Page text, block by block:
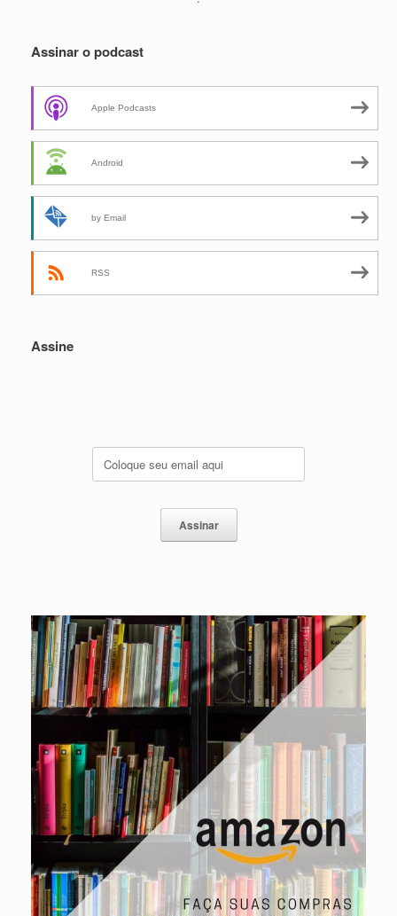
Assinar o podcast
Apple Podcasts
Android
by Email
RSS
Assine